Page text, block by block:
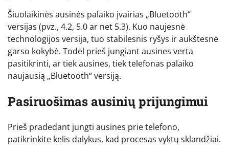
Šiuolaikinės ausinės palaiko įvairias „Bluetooth“
versijas (pvz., 4.2, 5.0 ar net 5.3). Kuo naujesnė
technologijos versija, tuo stabilesnis ryšys ir aukštesnė
garso kokybė. Todėl prieš jungiant ausines verta
pasitikrinti, ar tiek ausinės, tiek telefonas palaiko
naujausią „Bluetooth“ versiją.
Pasiruošimas ausinių prijungimui
Prieš pradedant jungti ausines prie telefono,
patikrinkite kelis dalykus, kad procesas vyktų sklandžiai.